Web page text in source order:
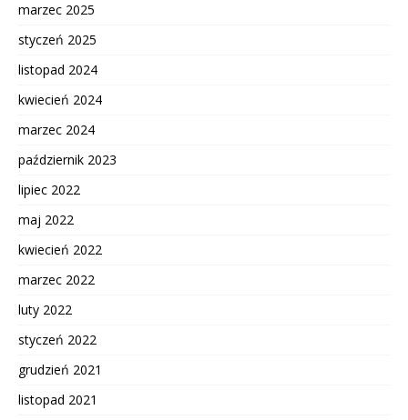
marzec 2025
styczeń 2025
listopad 2024
kwiecień 2024
marzec 2024
październik 2023
lipiec 2022
maj 2022
kwiecień 2022
marzec 2022
luty 2022
styczeń 2022
grudzień 2021
listopad 2021